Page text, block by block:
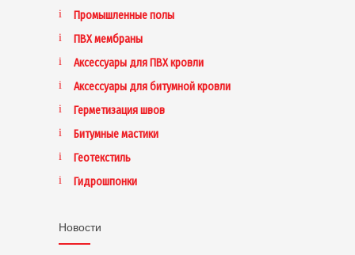
Промышленные полы
ПВХ мембраны
Аксессуары для ПВХ кровли
Аксессуары для битумной кровли
Герметизация швов
Битумные мастики
Геотекстиль
Гидрошпонки
Новости